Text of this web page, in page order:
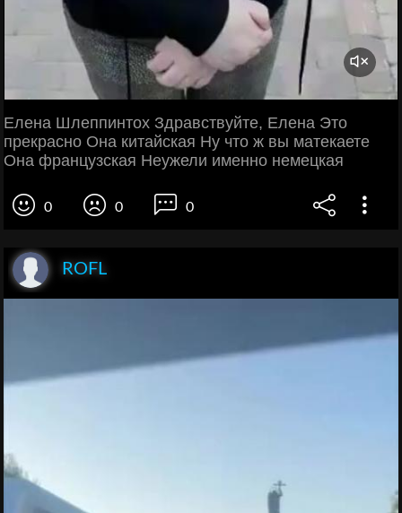
Елена Шлеппинтох Здравствуйте, Елена Это
прекрасно Она китайская Ну что ж вы матекаете
Она французская Неужели именно немецкая
0 0 0
ROFL